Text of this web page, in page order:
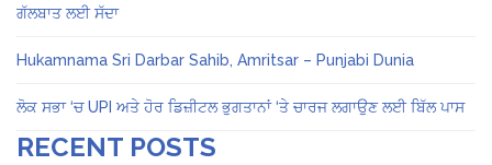
ਗੱਲਬਾਤ ਲਈ ਸੱਦਾ
Hukamnama Sri Darbar Sahib, Amritsar – Punjabi Dunia
ਲੋਕ ਸਭਾ ‘ਚ UPI ਅਤੇ ਹੋਰ ਡਿਜ਼ੀਟਲ ਭੁਗਤਾਨਾਂ ‘ਤੇ ਚਾਰਜ ਲਗਾਉਣ ਲਈ ਬਿੱਲ ਪਾਸ
RECENT POSTS